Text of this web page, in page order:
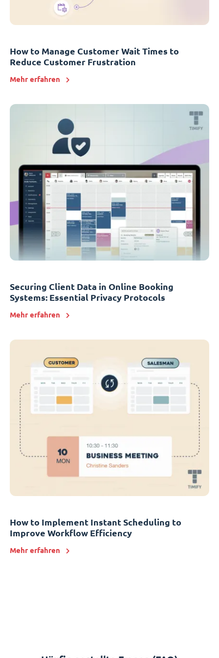
How to Manage Customer Wait Times to
Reduce Customer Frustration
Mehr erfahren
Securing Client Data in Online Booking
Systems: Essential Privacy Protocols
Mehr erfahren
How to Implement Instant Scheduling to
Improve Workflow Efficiency
Mehr erfahren